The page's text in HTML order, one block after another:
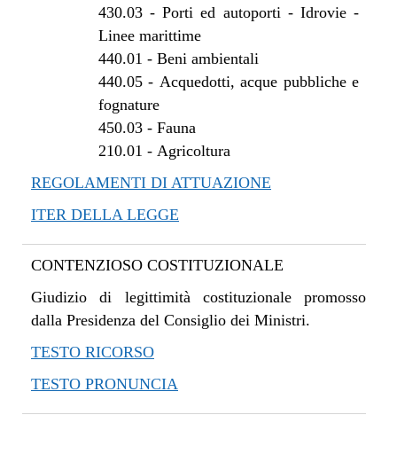
430.03-Porti ed autoporti - Idrovie -
Linee marittime
440.01 - Beni ambientali
440.05- Acquedotti, acque pubbliche e
fognature
450.03- Fauna
210.01 - Agricoltura
REGOLAMENTI DI ATTUAZIONE
ITER DELLA LEGGE
CONTENZIOSO COSTITUZIONALE
Giudizio di legittimità costituzionale promosso
dalla Presidenza del Consiglio dei Ministri.
TESTO RICORSO
TESTO PRONUNCIA